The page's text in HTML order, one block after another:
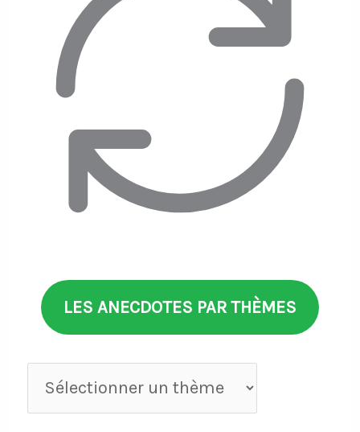
LES ANECDOTES PAR THÈMES
Anecdotes
par